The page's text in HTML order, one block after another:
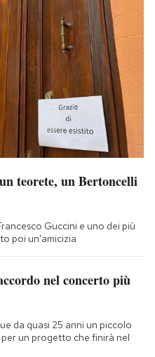
teorete, un Bertoncelli
Guccini e uno dei più
poi un'amicizia
nel concerto più
da quasi 25 anni un piccolo
un progetto che finirà nel